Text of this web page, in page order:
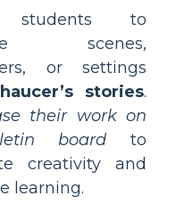
students to
scenes,
or settings
stories.
their work on
board to
creativity and
learning.